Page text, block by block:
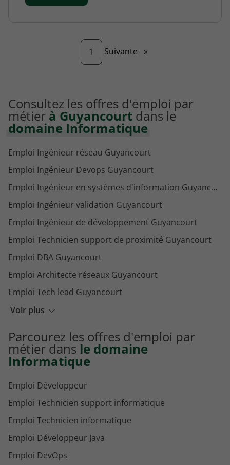
1 Page
Suivante »
Consultez les offres d'emploi par
métier à Guyancourt dans le
domaine Informatique
Voir plus
Emploi Ingénieur réseau Guyancourt
Emploi Ingénieur Devops Guyancourt
Emploi Ingénieur en systèmes d'information Guyancourt
Emploi Ingénieur validation Guyancourt
Emploi Ingénieur de développement Guyancourt
Emploi Technicien support de proximité Guyancourt
Emploi DBA Guyancourt
Emploi Architecte réseaux Guyancourt
Emploi Tech lead Guyancourt
Emploi Product owner Guyancourt
Emploi Ingénieur support Guyancourt
Parcourez les offres d'emploi par
métier dans le domaine
Informatique
Emploi Développeur
Emploi Technicien support informatique
Emploi Technicien informatique
Emploi Développeur Java
Emploi DevOps